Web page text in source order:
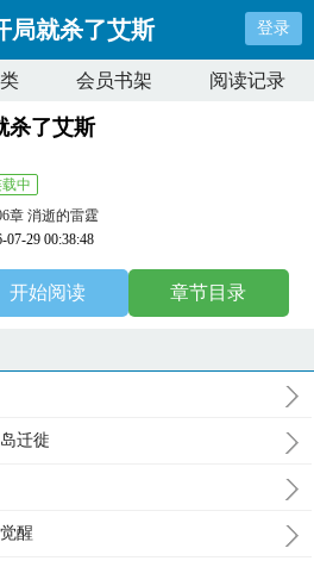
局就杀了艾斯 登录
会员书架 阅读记录
杀了艾斯
中
章 消逝的雷霆
07-29 00:38:48
开始阅读 章节目录
迁徙
醒